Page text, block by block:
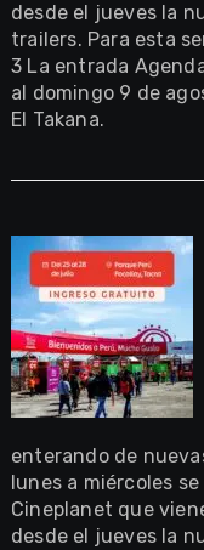
desde el jueves la
trailers. Para esta
3 La entrada
al domingo 9 de
El Takana.
enterando de
lunes a miércoles
Cineplanet que
desde el jueves la